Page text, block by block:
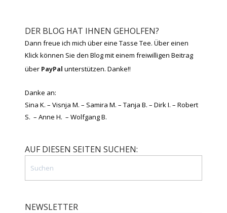
DER BLOG HAT IHNEN GEHOLFEN?
Dann freue ich mich über eine Tasse Tee. Über einen
Klick können Sie den Blog mit einem freiwilligen Beitrag
über PayPal unterstützen. Danke!!
Danke an:
Sina K. – Visnja M. – Samira M. – Tanja B. – Dirk I. – Robert
S. – Anne H. – Wolfgang B.
AUF DIESEN SEITEN SUCHEN:
NEWSLETTER